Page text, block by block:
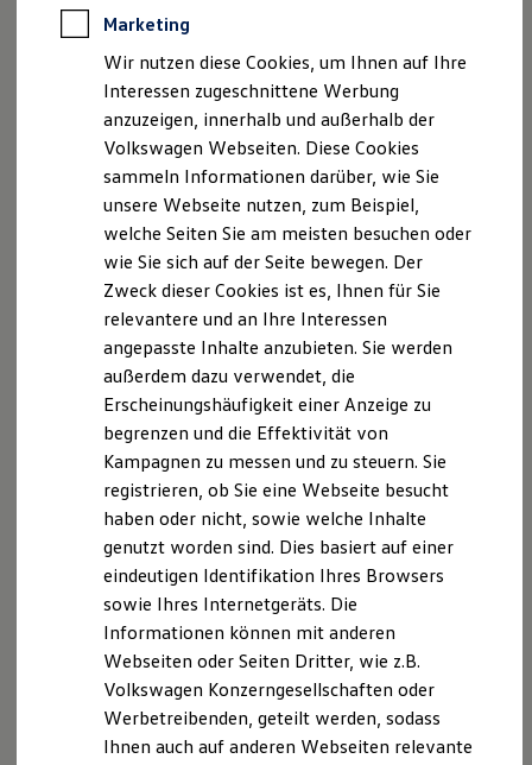
Notdienst und Pannenhilfe
Software, Konnektivität & Apps
California App
VW Connect für Ihren ID. Buzz
VW Connect für Ihren Transporter/Caravelle
VW Connect für Ihren Amarok
VW Connect für andere Modelle
Connect Pro
Fleet Interface Data
Multistop Pathfinder
Übersicht Software Updates
Digitales Bordbuch
Fahrerassistenz- und Sicherheitssysteme
Kontrollleuchten
Batterieverordnung
XTL-Dieselkraftstoff
Ersatzteile und Betriebsflüssigkeiten
Original Zubehör und Lifestyle Produkte
myVolkswagen
myVolkswagen Business
Elektrisch & Autonom
Elektro - & Hybridfahrzeuge
Unser Ansatz
Klimafreundlicher Strom
Reichweite & Ladelösungen
Reichweitensimulator
Ladezeitensimulator
Ladelösungen für Privatkunden
Ladelösungen für Gewerbekunden
Bidirektionales Laden
Förderung & Kosten der Elektrofahrzeuge
Fördermöglichkeiten für Privatkunden
Wahrung des Hausrechts auf den
Liegenschaften der ADMT
Detektion von unbefugten Handlungen
außerhalb der Betriebszeit
Schutz der Liegenschaft gegen unbefugtes
Eindringen von Personen zur Abwehr
allgemeiner Gefahren wie
Diebstahl, Einbruch, Sabotage, Spionage,
Abfluss von Informationen
Verhinderung von Beschädigungen des
Eigentums
Unterstützung der Konzernsicherheit bei
der Aufklärung von Vorfällen und bei der
Identifikation gesuchter Personen
Unterstützung der
Strafverfolgungsbehörden, z. B.bei
Fahrzeugdiebstählen durch Nachverfolgung
von Fahrzeugen und Fahrzeugteilen
Verfolgung von Rechtsansprüchen sowie
Beweissicherung bei rechtswidrigen,
tatbestandsmäßigen und
schuldhaften Handlungen
Deshalb erhebt die VolkswagenAutonomous Mobility
Marketing
Wir nutzen diese Cookies, um Ihnen auf Ihre
Interessen zugeschnittene Werbung
anzuzeigen, innerhalb und außerhalb der
Volkswagen Webseiten. Diese Cookies
sammeln Informationen darüber, wie Sie
unsere Webseite nutzen, zum Beispiel,
welche Seiten Sie am meisten besuchen oder
wie Sie sich auf der Seite bewegen. Der
Zweck dieser Cookies ist es, Ihnen für Sie
relevantere und an Ihre Interessen
angepasste Inhalte anzubieten. Sie werden
außerdem dazu verwendet, die
Erscheinungshäufigkeit einer Anzeige zu
begrenzen und die Effektivität von
Kampagnen zu messen und zu steuern. Sie
registrieren, ob Sie eine Webseite besucht
haben oder nicht, sowie welche Inhalte
genutzt worden sind. Dies basiert auf einer
eindeutigen Identifikation Ihres Browsers
sowie Ihres Internetgeräts. Die
Informationen können mit anderen
Webseiten oder Seiten Dritter, wie z.B.
Volkswagen Konzerngesellschaften oder
Werbetreibenden, geteilt werden, sodass
Ihnen auch auf anderen Webseiten relevante